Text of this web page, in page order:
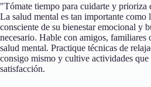
"Tómate tiempo para cuidarte y prioriza
La salud mental es tan importante como
consciente de su bienestar emocional y
necesario. Hable con amigos, familiares
salud mental. Practique técnicas de
consigo mismo y cultive actividades
satisfacción.